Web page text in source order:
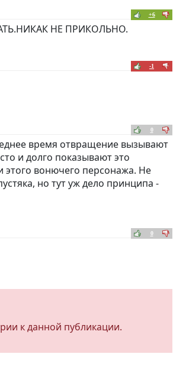
+6
НЕ ПРИКОЛЬНО.
-1
0
время отвращение вызывают
и долго показывают это
вонючего персонажа. Не
но тут уж дело принципа -
0
к данной публикации.